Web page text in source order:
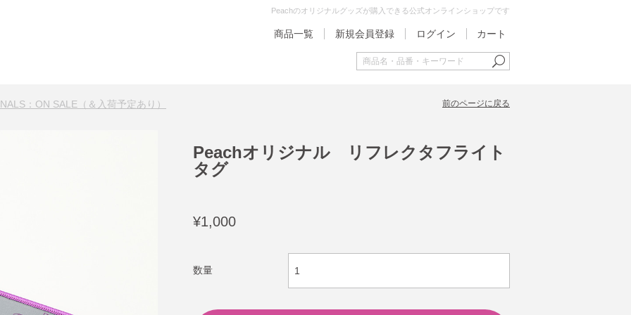
Peachのオリジナルグッズが購入できる公式オンラインショップです
商品一覧 新規会員登録 ログイン カート
：ON SALE（＆入荷予定あり） 前のページに戻る
Peachオリジナル リフレクタフライト
タグ
¥1,000
数量